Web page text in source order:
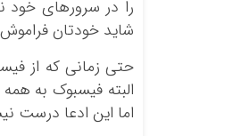
را در سرور‌های خود
شاید خودتان فراموش
حتی زمانی که از
البته فیسبوک به
اما این ادعا درست